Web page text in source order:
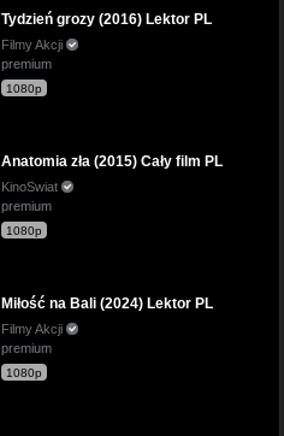
Tydzień grozy (2016) Lektor PL
Filmy Akcji
premium
1080p
Anatomia zła (2015) Cały film PL
KinoSwiat
premium
1080p
Miłość na Bali (2024) Lektor PL
Filmy Akcji
premium
1080p